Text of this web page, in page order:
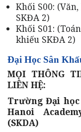
Khối S00:
SKĐA 2)
Khối S01:
khiếu SKĐA 2)
Đại Học Sân
MỌI THÔNG
LIÊN HỆ:
Trường Đại
Hanoi
(SKDA)